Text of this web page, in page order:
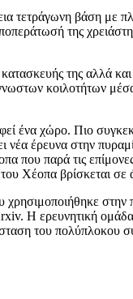
τετράγωνη βάση με
της
της αλλά
κοιλοτήτων
ένα χώρο. Πιο
έρευνα στην
παρά τις
Χέοπα βρίσκεται σε
H ερευνητική
του πολύπλοκου